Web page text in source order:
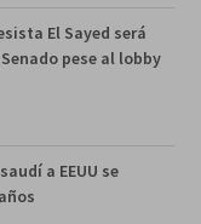
El Sayed será
pese al lobby
a EEUU se